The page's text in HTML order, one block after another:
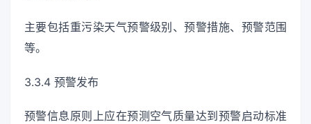
主要包括重污染天气预警级别、预警措施、预警范围
等。
3.3.4 预警发布
预警信息原则上应在预测空气质量达到预警启动标准